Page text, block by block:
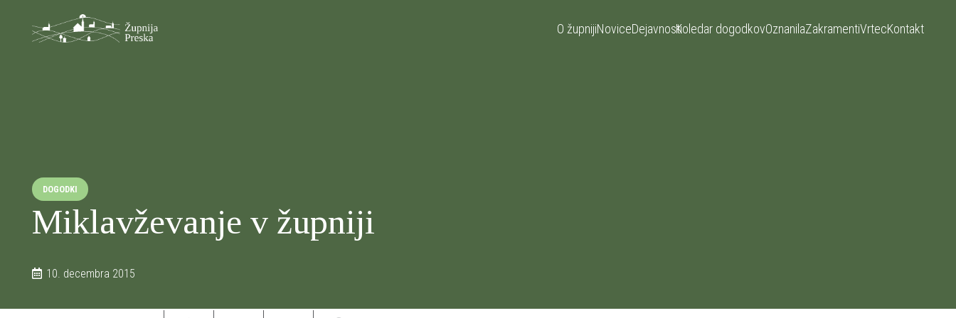
O župnijiNoviceDejavnostiKoledar dogodkovOznanilaZakramentiVrtecKontakt
DOGODKI
Miklavževanje v župniji
10. decembra 2015